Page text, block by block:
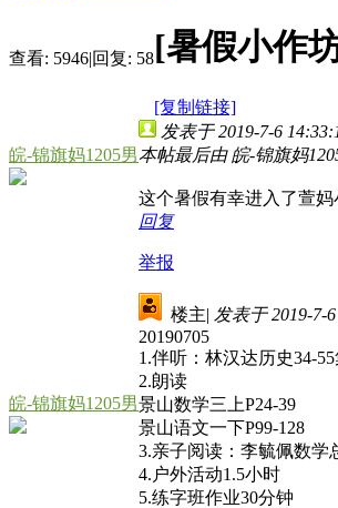
查看: 5946|回复: 58[暑假小作
[复制链接]
皖-锦旗妈1205男
发表于 2019-7-6
本帖最后由 皖-锦旗妈
这个暑假有幸进入了萱
回复
举报
皖-锦旗妈1205男
楼主| 发表于 2019-7-
20190705
1.伴听：林汉达历史34-
2.朗读
景山数学三上P24-39
景山语文一下P99-128
3.亲子阅读：李毓佩数学
4.户外活动1.5小时
5.练字班作业30分钟